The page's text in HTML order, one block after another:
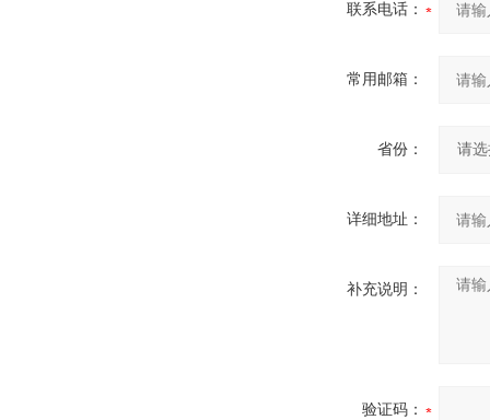
联系电话：
常用邮箱：
省份：
详细地址：
补充说明：
验证码：